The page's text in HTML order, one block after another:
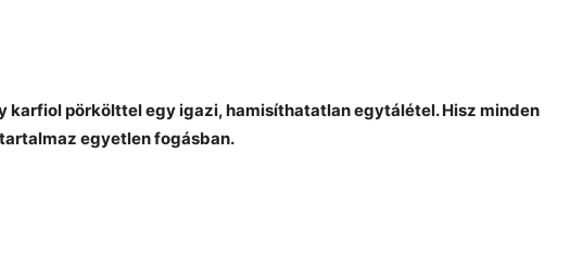
karfiol pörkölttel egy igazi, hamisíthatatlan egytálétel. Hisz minden
egyetlen fogásban.